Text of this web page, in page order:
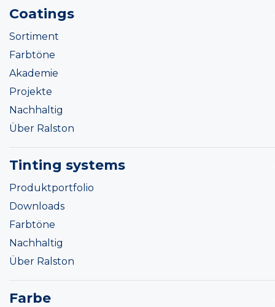
Coatings
Sortiment
Farbtöne
Akademie
Projekte
Nachhaltig
Über Ralston
Tinting systems
Produktportfolio
Downloads
Farbtöne
Nachhaltig
Über Ralston
Farbe